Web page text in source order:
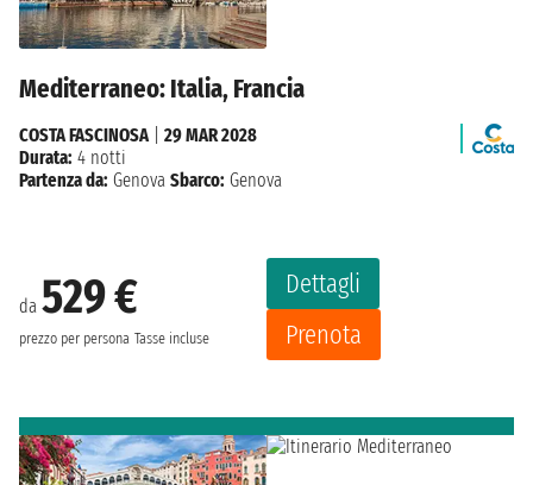
Mediterraneo: Italia, Francia
da 529 €
prezzo per persona Tasse incluse
Dettagli
Prenota
COSTA FASCINOSA
29 MAR 2028
Durata: 4 notti
Partenza da: Genova Sbarco: Genova